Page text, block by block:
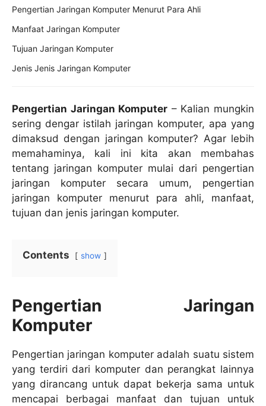
Pengertian Jaringan Komputer – Kalian mungkin
sering dengar istilah jaringan komputer, apa yang
dimaksud dengan jaringan komputer? Agar lebih
memahaminya, kali ini kita akan membahas
tentang jaringan komputer mulai dari pengertian
jaringan komputer secara umum, pengertian
jaringan komputer menurut para ahli, manfaat,
tujuan dan jenis jaringan komputer.
Contents show
Pengertian Jaringan
Komputer
Pengertian jaringan komputer adalah suatu sistem
yang terdiri dari komputer dan perangkat lainnya
yang dirancang untuk dapat bekerja sama untuk
mencapai berbagai manfaat dan tujuan untuk
Pengertian Jaringan Komputer Menurut Para Ahli
Manfaat Jaringan Komputer
Tujuan Jaringan Komputer
Jenis Jenis Jaringan Komputer